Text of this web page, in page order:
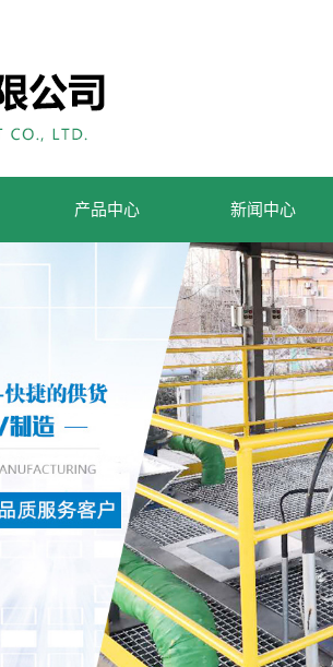
产品中心 新闻中心